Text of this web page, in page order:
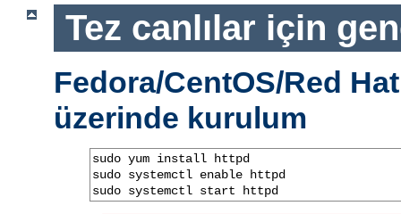
Tez canlılar için
Fedora/CentOS/Red
üzerinde kurulum
sudo yum install httpd
sudo systemctl enable httpd
sudo systemctl start httpd